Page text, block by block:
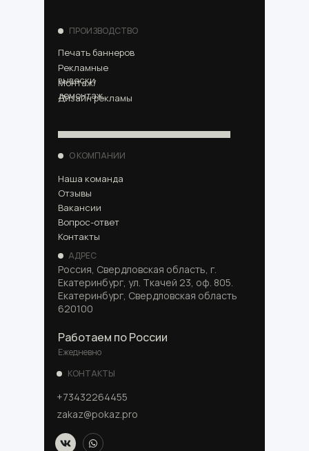
ПРОИЗВОДСТВО
Печать баннеров
Рекламные
вывески
Монтаж/
демонтаж
Дизайн рекламы
О КОМПАНИИ
Наша команда
Отзывы
Вакансии
Вопрос-ответ
Контакты
АДРЕС
Россия, Свердловская область, г.
Екатеринбург, ул. Ткачей 23, оф. 805.
Екатеринбург, Свердловская область
620100
Работаем по России
Ежедневно
КОНТАКТЫ
+73432264455
zakaz@pokaz.pro